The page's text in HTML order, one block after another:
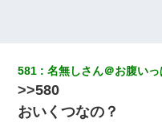
童貞俺、宅飲みした女友達2
彼女(美人女医)にネックレス
581 名無しさん＠お腹いっ
>>580
おいくつなの？